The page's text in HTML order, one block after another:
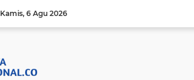
Kamis 6 Agu 2026